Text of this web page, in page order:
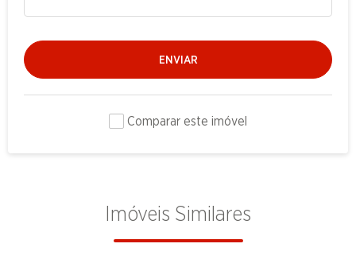
ENVIAR
Comparar este imóvel
Imóveis Similares